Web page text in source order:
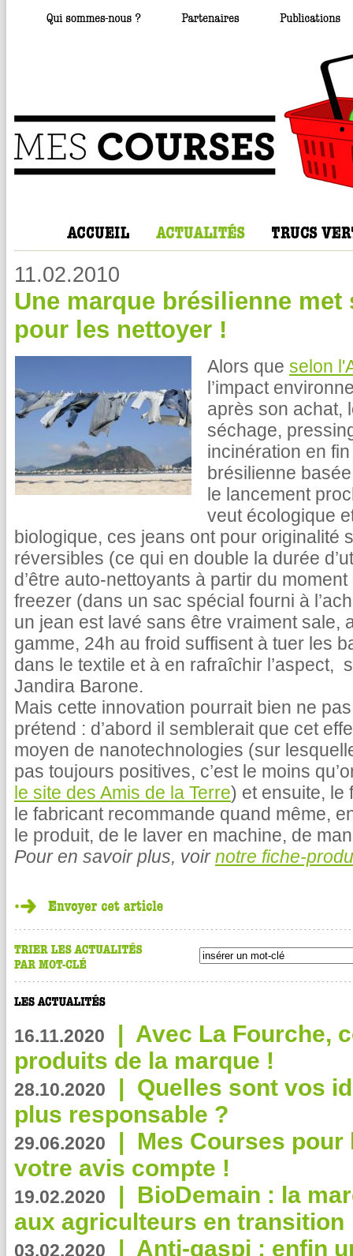
11.02.2010
Une marque brésilienne
pour les nettoyer !
Alors que selon
l’impact
après son achat,
séchage,
incinération en
brésilienne
le lancement
veut écologique
biologique, ces jeans ont pour originalité
réversibles (ce qui en double la durée
d’être auto-nettoyants à partir du
freezer (dans un sac spécial fourni à
un jean est lavé sans être vraiment sale,
gamme, 24h au froid suffisent à tuer les
dans le textile et à en rafraîchir l’aspect,
Jandira Barone.
Mais cette innovation pourrait bien ne
prétend : d’abord il semblerait que cet
moyen de nanotechnologies (sur
pas toujours positives, c’est le moins
le site des Amis de la Terre) et ensuite, le
le fabricant recommande quand même,
le produit, de le laver en machine, de
Pour en savoir plus, voirnotre fiche-
16.11.2020 | Avec La Fourche,
produits de la marque !
28.10.2020 | Quelles sont vos
plus responsable ?
29.06.2020 | Mes Courses pour
votre avis compte !
19.02.2020 | BioDemain : la
aux agriculteurs en transition
03.02.2020 | Anti-gaspi : enfin